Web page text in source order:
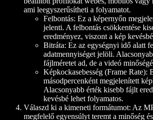
ami leegyszerűsítheti a folyamatot.
Felbontás: Ez a képernyőn
jelenti. A felbontás csökkentése
eredményez, viszont a kép
Bitráta: Ez az egységnyi idő alatt
adatmennyiséget jelöli.
fájlméretet ad, de a videó
Képkockasebesség (Frame Rate):
másodpercenként megjelenített
Alacsonyabb érték kisebb fájlt
kevésbé lehet folyamatos.
Válaszd ki a kimeneti formátumot: Az
megfelelő egyensúlyt teremt a minőség